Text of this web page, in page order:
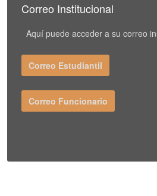
Correo Institucional
Aquí puede acceder a su correo
Correo Estudiantil
Correo Funcionario